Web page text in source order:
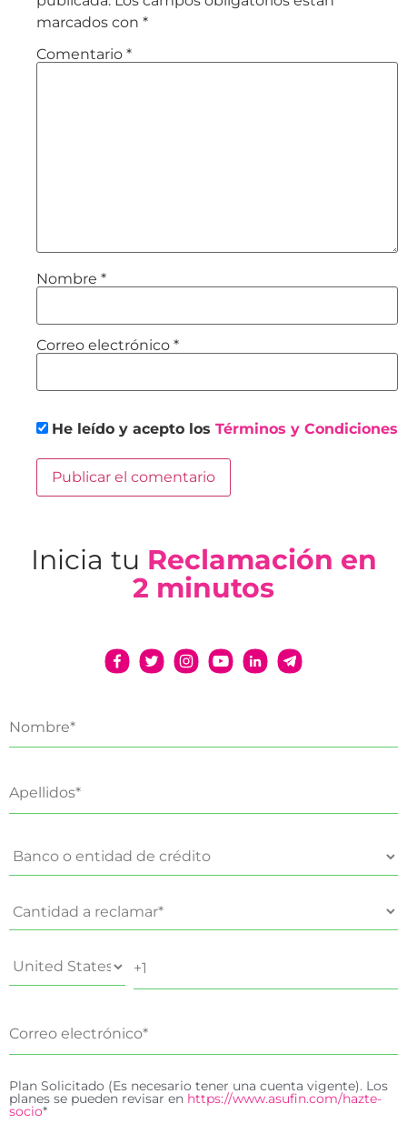
marcados con *
Comentario *
Nombre *
Correo electrónico *
He leído y acepto los Términos y Condiciones
Inicia tu Reclamación en
2 minutos
Plan Solicitado (Es necesario tener una cuenta vigente). Los
planes se pueden revisar en https://www.asufin.com/hazte-
socio*